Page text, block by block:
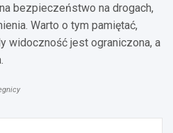
bezpieczeństwo na drogach,
Warto o tym pamiętać,
widoczność jest ograniczona, a